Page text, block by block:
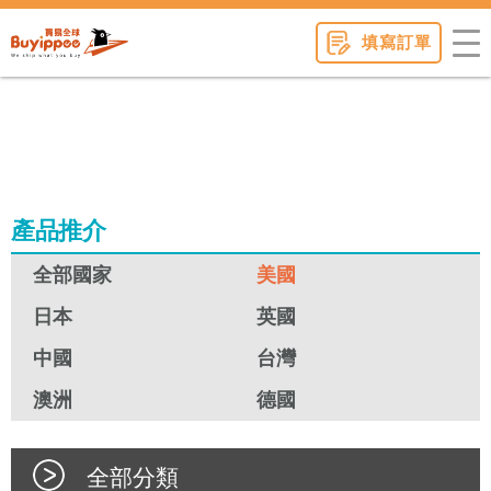
填寫訂單
產品推介
全部國家
美國
日本
英國
中國
台灣
澳洲
德國
全部分類